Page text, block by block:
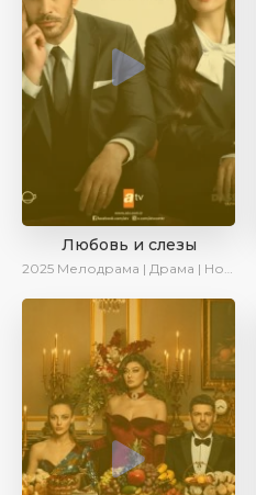
Любовь и слезы
2025 Мелодрама | Драма | Новинки | Сериалы 2025